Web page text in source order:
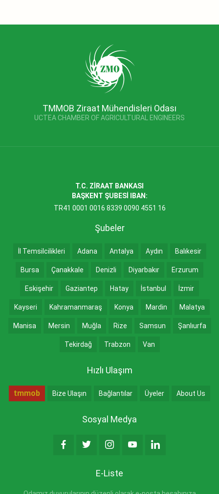
TMMOB Ziraat Mühendisleri Odası
UCTEA CHAMBER OF AGRICULTURAL ENGINEERS
T.C. ZİRAAT BANKASI
BAŞKENT ŞUBESİ IBAN:
TR41 0001 0016 8339 0090 4551 16
Şubeler
İl Temsilcilikleri Adana Antalya Aydın Balıkesir
Bursa Çanakkale Denizli Diyarbakır Erzurum
Eskişehir Gaziantep Hatay İstanbul İzmir
Kayseri Kahramanmaraş Konya Mardin Malatya
Manisa Mersin Muğla Rize Samsun Şanlıurfa
Tekirdağ Trabzon Van
Hızlı Ulaşım
tmmob Bize Ulaşın Bağlantılar Üyeler About Us
Sosyal Medya
E-Liste